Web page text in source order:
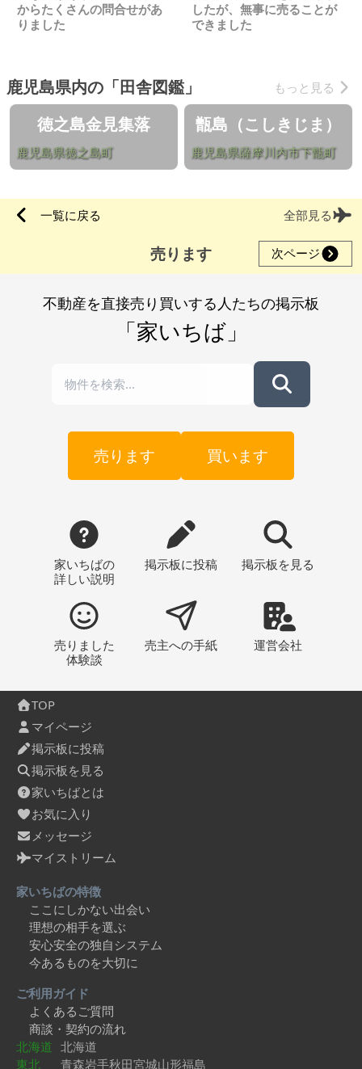
からたくさんの問合せがあ
りました
したが、無事に売ることが
できました
鹿児島県内の「田舎図鑑」 もっと見る
徳之島金見集落
鹿児島県徳之島町
甑島（こしきじま）
鹿児島県薩摩川内市下甑町
一覧に戻る 全部見る
売ります 次ページ
不動産を直接売り買いする人たちの掲示板
「家いちば」
売ります 買います
家いちばの
詳しい説明
掲示板に投稿 掲示板 を見る
売りました
体験談
売主への手紙 運営会社
TOP
マイページ
掲示板に投稿
掲示板を見る
家いちばとは
お気に入り
メッセージ
マイストリーム
家いちばの特徴
ここにしかない出会い
理想の相手を選ぶ
安心安全の独自システム
今あるものを大切に
ご利用ガイド
よくあるご質問
商談・契約の流れ
北海道 北海道
東北
青森岩手秋田宮城山形福島